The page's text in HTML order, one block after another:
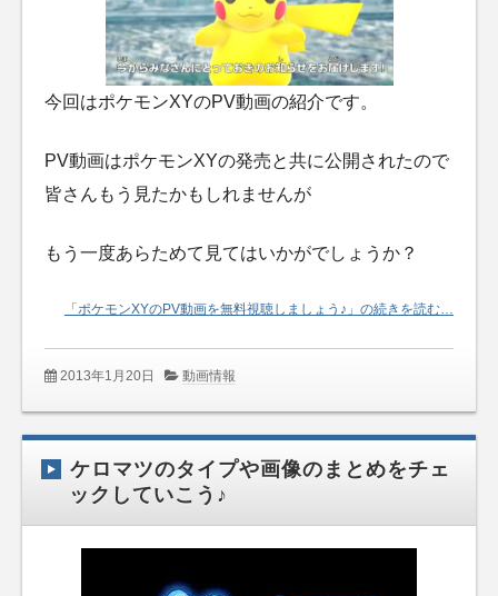
今回はポケモンXYのPV動画の紹介です。
PV動画はポケモンXYの発売と共に公開されたので
皆さんもう見たかもしれませんが
もう一度あらためて見てはいかがでしょうか？
「ポケモンXYのPV動画を無料視聴しましょう♪」の続きを読む…
2013年1月20日 動画情報
ケロマツのタイプや画像のまとめをチェ
ックしていこう♪